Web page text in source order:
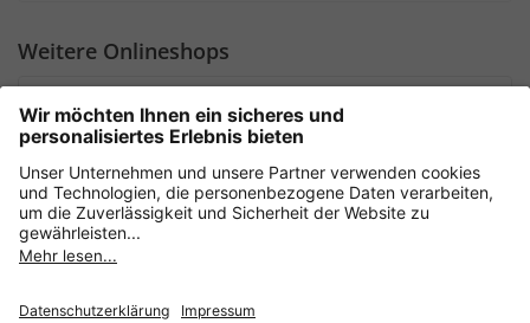
Weitere Onlineshops
Sicher einkaufen mit